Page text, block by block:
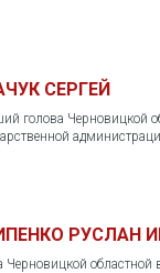
СЕРГЕЙ
голова Черновицкой
РУСЛАН
Черновицкой областной